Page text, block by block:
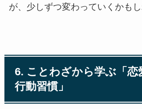
が、少しずつ変わっていくかもし
6. ことわざから学ぶ「恋
行動習慣」